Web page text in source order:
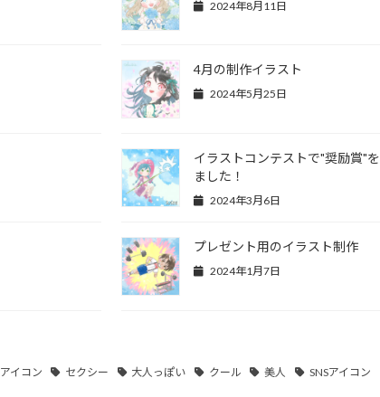
2024年8月11日
4月の制作イラスト
2024年5月25日
イラストコンテストで"奨励賞"
ました！
2024年3月6日
プレゼント用のイラスト制作
2024年1月7日
アイコン セクシー 大人っぽい クール 美人
SNSアイコン